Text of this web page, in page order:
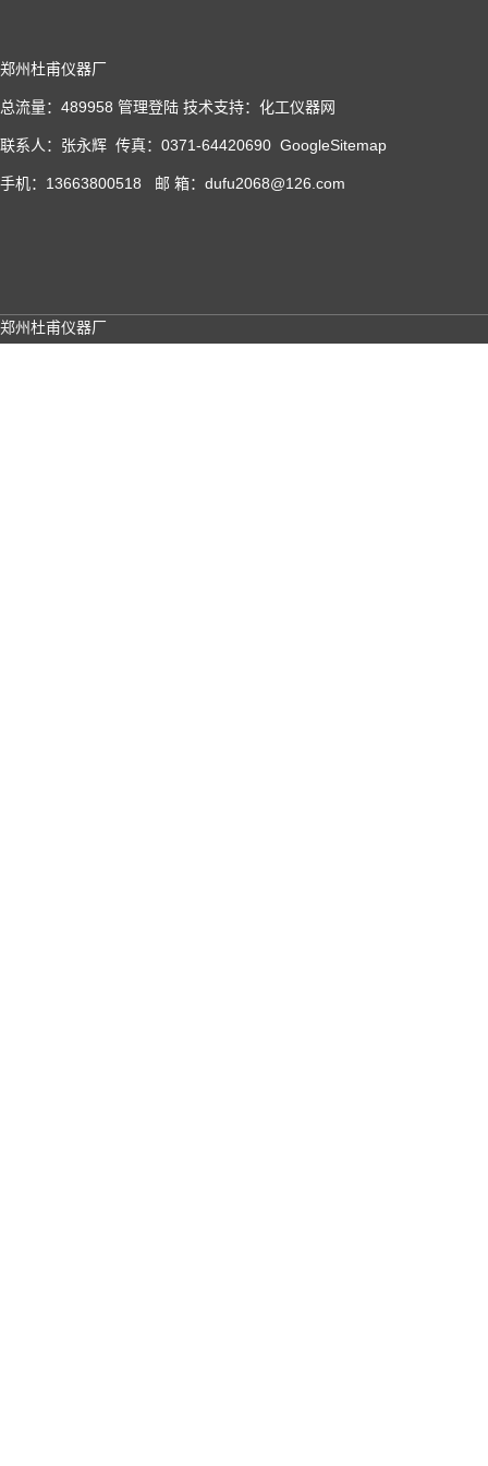
郑州杜甫仪器厂
总流量：489958 管理登陆 技术支持： 化工仪器网
联系人：张永辉 传真：0371-64420690 GoogleSitemap
手机：13663800518 邮 箱：dufu2068@126.com
郑州杜甫仪器厂